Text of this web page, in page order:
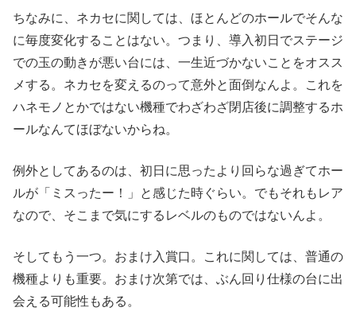
ちなみに、ネカセに関しては、ほとんどのホールでそんな
に毎度変化することはない。つまり、導入初日でステージ
での玉の動きが悪い台には、一生近づかないことをオスス
メする。ネカセを変えるのって意外と面倒なんよ。これを
ハネモノとかではない機種でわざわざ閉店後に調整するホ
ールなんてほぼないからね。
例外としてあるのは、初日に思ったより回らな過ぎてホー
ルが「ミスったー！」と感じた時ぐらい。でもそれもレア
なので、そこまで気にするレベルのものではないんよ。
そしてもう一つ。おまけ入賞口。これに関しては、普通の
機種よりも重要。おまけ次第では、ぶん回り仕様の台に出
会える可能性もある。